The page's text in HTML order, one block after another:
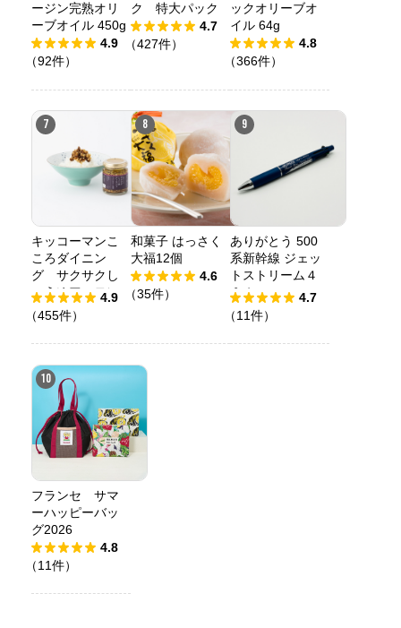
ージン完熟オリ
ーブオイル 450g
4.9
（92件）
ク 特大パック
4.7
（427件）
ックオリーブオ
イル 64g
4.8
（366件）
7
キッコーマンこ
ころダイニン
グ サクサクし
ょうゆアーモン
ド ペッパー＆
スモーク風味
4.9
（455件）
8
和菓子 はっさく
大福12個
4.6
（35件）
9
ありがとう 500
系新幹線 ジェッ
トストリーム４
＆１
4.7
（11件）
10
フランセ サマ
ーハッピーバッ
グ2026
4.8
（11件）